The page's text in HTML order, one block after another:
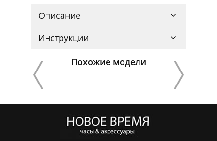
Описание
Инструкции
Похожие модели